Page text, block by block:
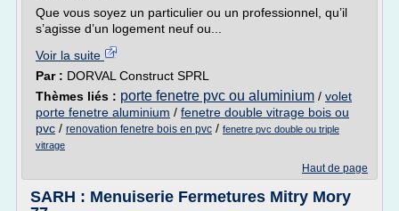
Que vous soyez un particulier ou un professionnel, qu’il
s’agisse d’un logement neuf ou...
Voir la suite
Par : DORVAL Construct SPRL
Thèmes liés : porte fenetre pvc ou aluminium / volet
porte fenetre aluminium / fenetre double vitrage bois ou
pvc / renovation fenetre bois en pvc / fenetre pvc double ou triple
vitrage
Haut de page
SARH : Menuiserie Fermetures Mitry Mory